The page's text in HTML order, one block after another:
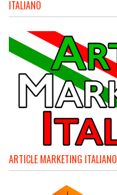
ITALIANO
ARTICLE MARKETING ITALIANO